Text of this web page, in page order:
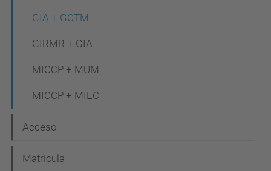
GIA + GCTM
GIRMR + GIA
MICCP + MUM
MICCP + MIEC
Acceso
Matrícula